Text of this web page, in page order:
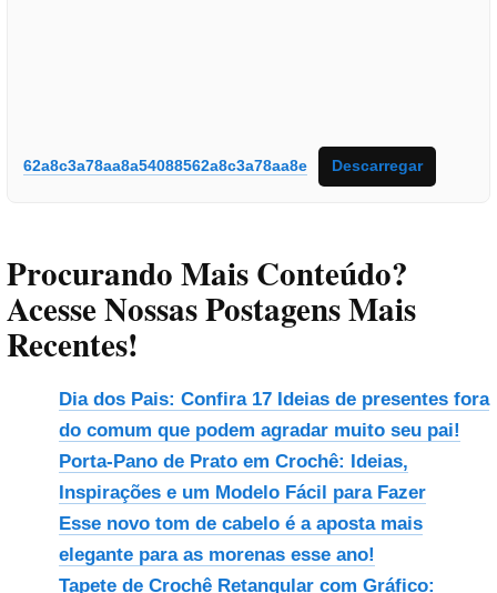
62a8c3a78aa8a54088562a8c3a78aa8e Descarregar
Procurando Mais Conteúdo?
Acesse Nossas Postagens Mais
Recentes!
Dia dos Pais: Confira 17 Ideias de presentes fora
do comum que podem agradar muito seu pai!
Porta-Pano de Prato em Crochê: Ideias,
Inspirações e um Modelo Fácil para Fazer
Esse novo tom de cabelo é a aposta mais
elegante para as morenas esse ano!
Tapete de Crochê Retangular com Gráfico: